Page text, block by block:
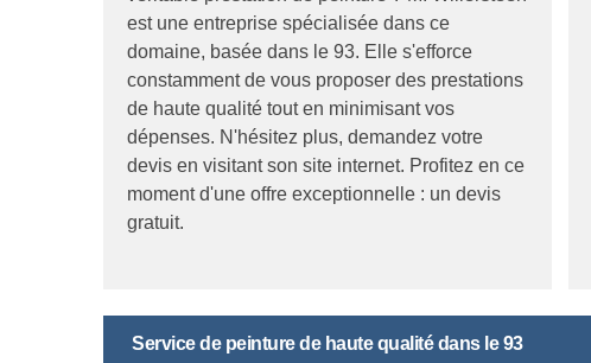
est une entreprise spécialisée dans ce
domaine, basée dans le 93. Elle s'efforce
constamment de vous proposer des prestations
de haute qualité tout en minimisant vos
dépenses. N'hésitez plus, demandez votre
devis en visitant son site internet. Profitez en ce
moment d'une offre exceptionnelle : un devis
gratuit.
Service de peinture de haute qualité dans le 93